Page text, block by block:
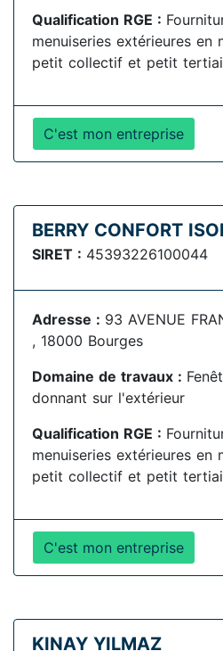
Qualification RGE :
menuiseries extérieures en
petit collectif et petit
C'est mon entreprise
BERRY CONFORT
SIRET : 45393226100044
Adresse : 93 AVENUE
, 18000 Bourges
Domaine de travaux :
donnant sur l'extérieur
Qualification RGE :
menuiseries extérieures en
petit collectif et petit
C'est mon entreprise
KINAY YILMAZ